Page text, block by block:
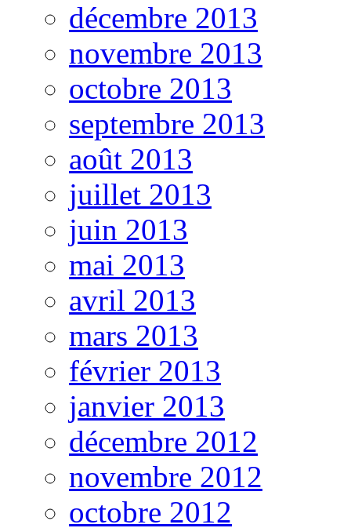
décembre 2013
novembre 2013
octobre 2013
septembre 2013
août 2013
juillet 2013
juin 2013
mai 2013
avril 2013
mars 2013
février 2013
janvier 2013
décembre 2012
novembre 2012
octobre 2012